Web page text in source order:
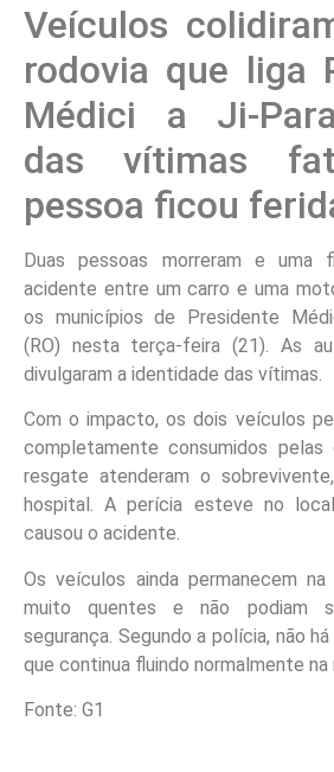
Veículos
rodovia que liga
Médici a Ji-
das vítimas
pessoa ficou
Duas pessoas morreram e uma
acidente entre um carro e uma
os municípios de Presidente
(RO) nesta terça-feira (21). As
divulgaram a identidade das vítimas.
Com o impacto, os dois veículos
completamente consumidos pelas
resgate atenderam o
hospital. A perícia esteve no
causou o acidente.
Os veículos ainda permanecem
muito quentes e não podiam
segurança. Segundo a polícia, não
que continua fluindo normalmente na
Fonte: G1